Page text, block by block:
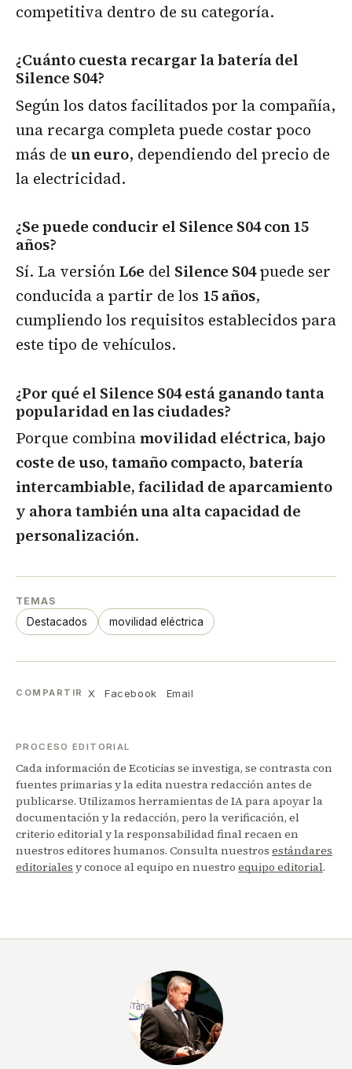
competitiva dentro de su categoría.
¿Cuánto cuesta recargar la batería del
Silence S04?
Según los datos facilitados por la compañía,
una recarga completa puede costar poco
más de un euro, dependiendo del precio de
la electricidad.
¿Se puede conducir el Silence S04 con 15
años?
Sí. La versiónL6e del Silence S04puede ser
conducida a partir de los 15 años,
cumpliendo los requisitos establecidos para
este tipo de vehículos.
¿Por qué el Silence S04 está ganando tanta
popularidad en las ciudades?
Porque combinamovilidad eléctrica, bajo
coste de uso, tamaño compacto, batería
intercambiable, facilidad de aparcamiento
y ahora también una alta capacidad de
personalización.
TEMAS
Destacados movilidad eléctrica
COMPARTIR X Facebook Email
PROCESO EDITORIAL
Cada información de Ecoticias se investiga, se contrasta con
fuentes primarias y la edita nuestra redacción antes de
publicarse. Utilizamos herramientas de IA para apoyar la
documentación y la redacción, pero la verificación, el
criterio editorial y la responsabilidad final recaen en
nuestros editores humanos. Consulta nuestros estándares
editoriales y conoce al equipo en nuestro equipo editorial.